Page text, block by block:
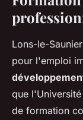
Lons-le-
pour l'emploi
que
de formation